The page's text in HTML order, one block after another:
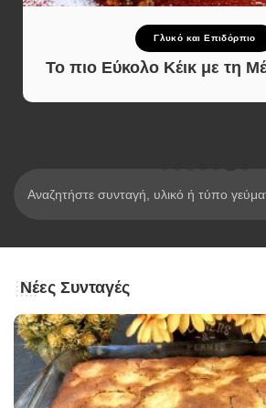
Γλυκό και Επιδόρπιο
Το πιο Εύκολο Κέικ με τη
Νέες Συνταγές